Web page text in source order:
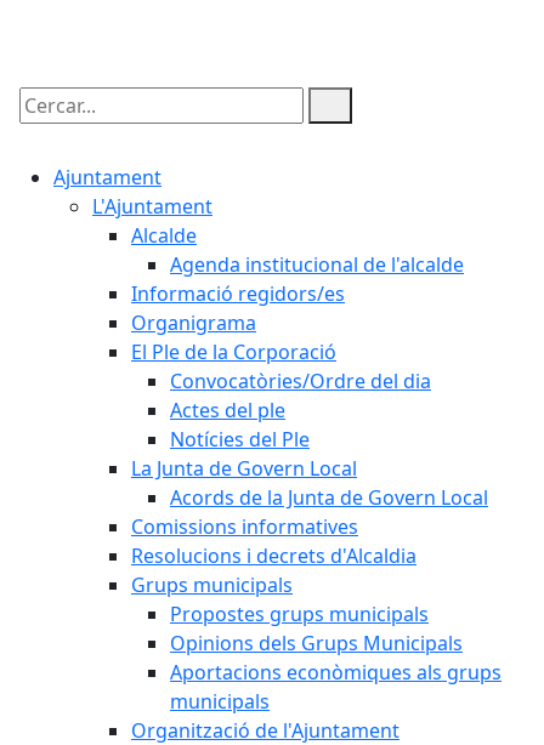
Cercar:
Ajuntament
L'Ajuntament
Alcalde
Agenda institucional de l'alcalde
Informació regidors/es
Organigrama
El Ple de la Corporació
Convocatòries/Ordre del dia
Actes del ple
Notícies del Ple
La Junta de Govern Local
Acords de la Junta de Govern Local
Comissions informatives
Resolucions i decrets d'Alcaldia
Grups municipals
Propostes grups municipals
Opinions dels Grups Municipals
Aportacions econòmiques als grups
municipals
Organització de l'Ajuntament